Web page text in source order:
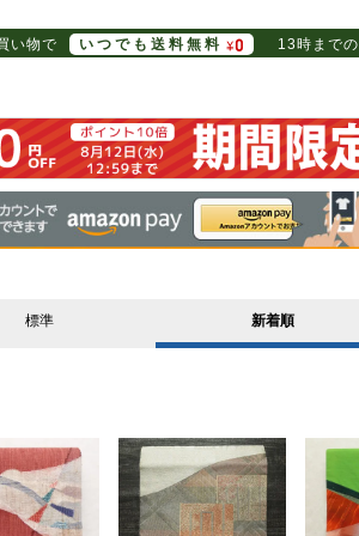
い物で
いつでも送料無料 13時まで
標準 新着順